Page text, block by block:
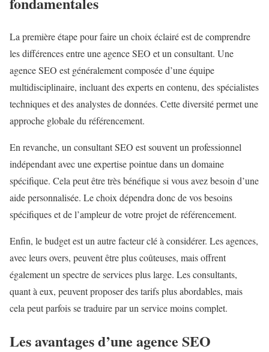
La première étape pour faire un choix éclairé est de comprendre
les différences entre une agence SEO et un consultant. Une
agence SEO est généralement composée d’une équipe
multidisciplinaire, incluant des experts en contenu, des spécialistes
techniques et des analystes de données. Cette diversité permet une
approche globale du référencement.
En revanche, un consultant SEO est souvent un professionnel
indépendant avec une expertise pointue dans un domaine
spécifique. Cela peut être très bénéfique si vous avez besoin d’une
aide personnalisée. Le choix dépendra donc de vos besoins
spécifiques et de l’ampleur de votre projet de référencement.
Enfin, le budget est un autre facteur clé à considérer. Les agences,
avec leurs overs, peuvent être plus coûteuses, mais offrent
également un spectre de services plus large. Les consultants,
quant à eux, peuvent proposer des tarifs plus abordables, mais
cela peut parfois se traduire par un service moins complet.
Les avantages d’une agence SEO